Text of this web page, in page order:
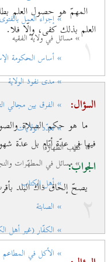
المهمّ هو حصول العلم
العلم بذلك كفى، وإلّا فلا.
۱
السؤال:
ما هو حكم الصلاة
فيها في عدّة أيّام بل عدّة
الجواب:
يصحّ إلحاق ذاك البلد
۲
» إجزاء العمل بالفتوی
» مسائل في ولاية الفقيه
» أساس الحكومة
» مدی نفوذ الولاية
» الفرق بين مجالي
» تعدّد الولايات
» كتاب الطهارة
» مسائل في المطهّرات
» أهل الكتاب
» الصابئة
» الكفّار (غير أهل
» الأكل في المطاعم